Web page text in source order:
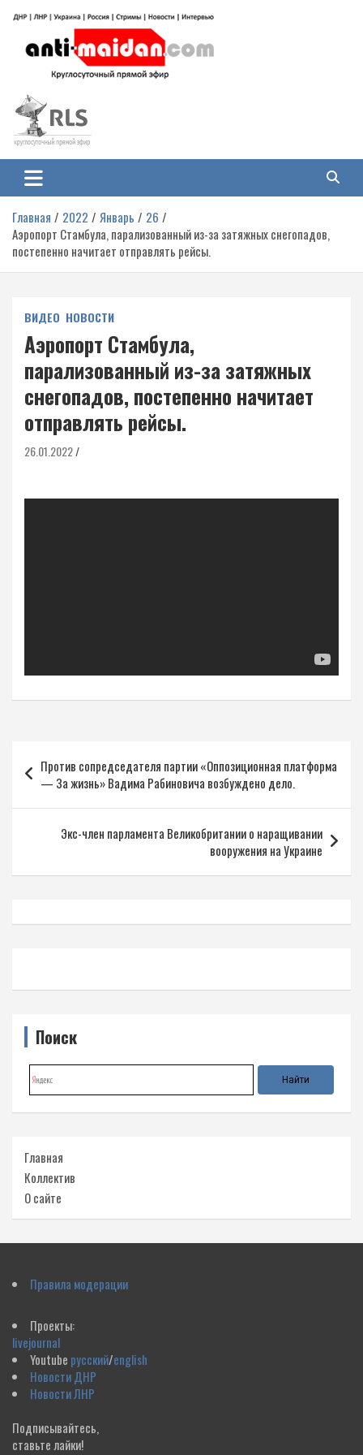
содержимому
Антимайдан: Гражданская война
на Украине
гражданской войне на Украине, включая события в Новороссии, ДНР,
ЛНР и других регионах.
Главная 2022 Январь
26
Аэропорт Стамбула, парализованный из-за затяжных снегопадов,
постепенно начитает отправлять рейсы.
ВИДЕО НОВОСТИ
Аэропорт Стамбула,
парализованный из-за затяжных
снегопадов, постепенно начитает
отправлять рейсы.
26.01.2022
по
записям
Против сопредседателя партии «Оппозиционная платформа
— За жизнь» Вадима Рабиновича возбуждено дело.
Экс-член парламента Великобритании о наращивании
вооружения на Украине
Поиск
Главная
Коллектив
О сайте
Правила модерации
Проекты:
livejournal
Youtube русский/english
Новости ДНР
Новости ЛНР
Подписывайтесь,
ставьте лайки!